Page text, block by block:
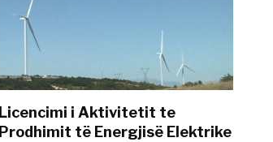
Licencimi i Aktivitetit te
Prodhimit të Energjisë Elektrike